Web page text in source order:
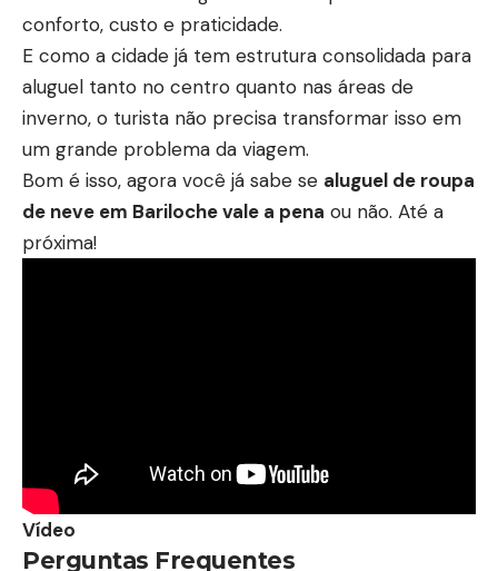
conforto, custo e praticidade.
E como a cidade já tem estrutura consolidada para
aluguel tanto no centro quanto nas áreas de
inverno, o turista não precisa transformar isso em
um grande problema da viagem.
Bom é isso, agora você já sabe se aluguel de roupa
de neve em Bariloche vale a pena ou não. Até a
próxima!
Vídeo
Perguntas Frequentes